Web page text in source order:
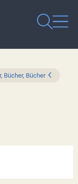
Bücher, Bücher